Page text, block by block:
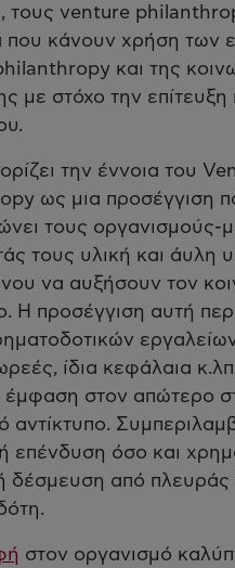
τους venture
που κάνουν χρήση των
και της
με στόχο την επίτευξη
ορίζει την έννοια του
ως μια προσέγγιση
τους οργανισμούς-
τους υλική και άυλη
να αυξήσουν τον
Η προσέγγιση αυτή
ίδια κεφάλαια
έμφαση στον απώτερο
αντίκτυπο.
επένδυση όσο και
δέσμευση από πλευράς
στον οργανισμό